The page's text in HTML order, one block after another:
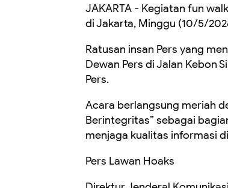
JAKARTA - Kegiatan fun
di Jakarta, Minggu (10/5/
Ratusan insan Pers yang
Dewan Pers di Jalan Kebon
Pers.
Acara berlangsung meriah
Berintegritas” sebagai
menjaga kualitas informasi
Pers Lawan Hoaks